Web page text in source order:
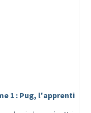
1 : Pug, l'apprenti